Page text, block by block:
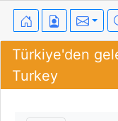
Türkiye'den
Turkey